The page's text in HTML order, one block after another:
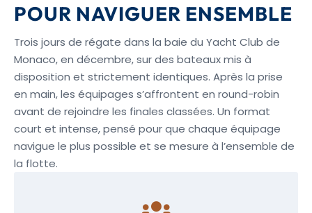
POUR NAVIGUER ENSEMBLE
Trois jours de régate dans la baie du Yacht Club de
Monaco, en décembre, sur des bateaux mis à
disposition et strictement identiques. Après la prise
en main, les équipages s’affrontent en round-robin
avant de rejoindre les finales classées. Un format
court et intense, pensé pour que chaque équipage
navigue le plus possible et se mesure à l’ensemble de
la flotte.